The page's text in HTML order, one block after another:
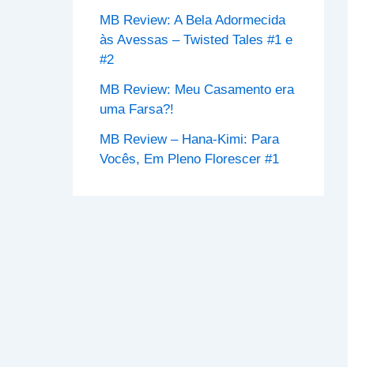
MB Review: A Bela Adormecida
às Avessas – Twisted Tales #1 e
#2
MB Review: Meu Casamento era
uma Farsa?!
MB Review – Hana-Kimi: Para
Vocês, Em Pleno Florescer #1